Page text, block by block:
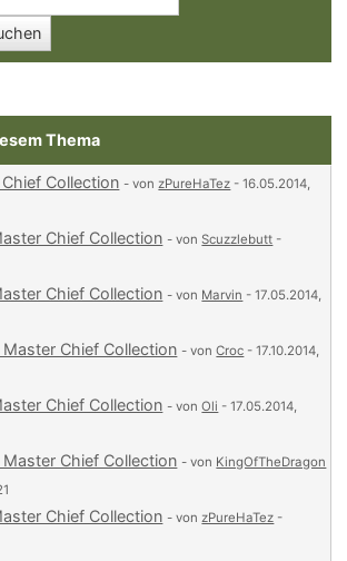
Thema
Collection - vonzPureHaTez - 16.05.2014,
Chief Collection - vonScuzzlebutt -
Chief Collection - von Marvin - 17.05.2014,
Master Chief Collection - vonCroc - 17.10.2014,
Chief Collection - vonOli - 17.05.2014,
Master Chief Collection - von KingOfTheDragon
Chief Collection - vonzPureHaTez -